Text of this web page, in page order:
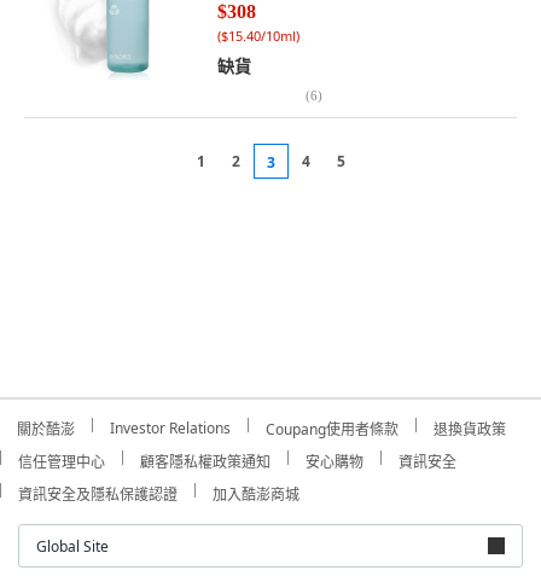
$308
($15.40/10ml)
缺貨
(6)
1 2 3 4 5
關於酷澎 Investor Relations Coupang使用者條款
退換貨政策
信任管理中心
顧客隱私權政策通知 安心購物
資訊安全
資訊安全及隱私保護認證
加入酷澎商城
Global Site